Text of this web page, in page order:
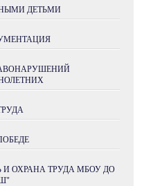
ДЕТЬМИ
ОХРАНА ТРУДА МБОУ ДО